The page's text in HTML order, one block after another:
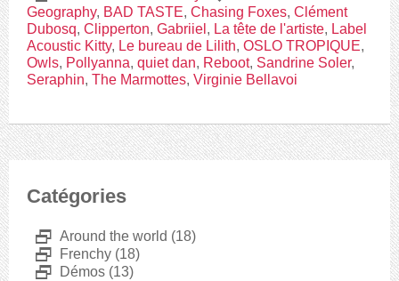
Geography, BAD TASTE, Chasing Foxes, Clément
Dubosq, Clipperton, Gabriiel , La tête de l'artiste, Label
Acoustic Kitty, Le bureau de Lilith, OSLO TROPIQUE,
Owls, Pollyanna, quiet dan, Reboot, Sandrine Soler,
Seraphin, The Marmottes, Virginie Bellavoi
Catégories
D Around the world (18)
D Frenchy (18)
D Démos (13)